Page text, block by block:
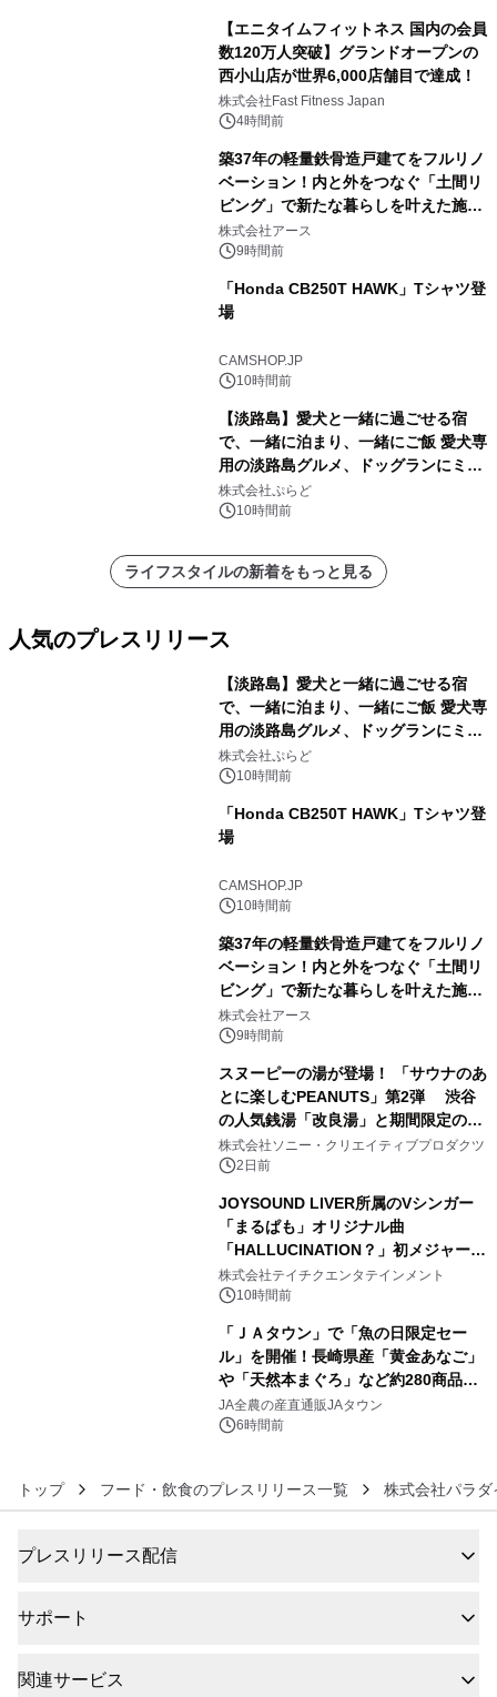
【エニタイムフィットネス 国内の会員
数120万人突破】グランドオープンの
西小山店が世界6,000店舗目で達成！
株式会社Fast Fitness Japan
4時間前
築37年の軽量鉄骨造戸建てをフルリノ
ベーション！内と外をつなぐ「土間リ
ビング」で新たな暮らしを叶えた施工
事例を株式会社アースが公開
株式会社アース
9時間前
「Honda CB250T HAWK」Tシャツ登
場
CAMSHOP.JP
10時間前
【淡路島】愛犬と一緒に過ごせる宿
で、一緒に泊まり、一緒にご飯 愛犬専
用の淡路島グルメ、ドッグランにミニ
プール グランピングとトレーラーハウ
スの2施設で
株式会社ぷらど
10時間前
ライフスタイルの新着をもっと見る
人気のプレスリリース
【淡路島】愛犬と一緒に過ごせる宿
で、一緒に泊まり、一緒にご飯 愛犬専
用の淡路島グルメ、ドッグランにミニ
プール グランピングとトレーラーハウ
スの2施設で
株式会社ぷらど
10時間前
「Honda CB250T HAWK」Tシャツ登
場
CAMSHOP.JP
10時間前
築37年の軽量鉄骨造戸建てをフルリノ
ベーション！内と外をつなぐ「土間リ
ビング」で新たな暮らしを叶えた施工
事例を株式会社アースが公開
株式会社アース
9時間前
スヌーピーの湯が登場！ 「サウナのあ
とに楽しむPEANUTS」第2弾 渋谷
の人気銭湯「改良湯」と期間限定のコ
ラボレーション サウナイキタイコラ
ボグッズも発売決定！
株式会社ソニー・クリエイティブプロダクツ
2日前
JOYSOUND LIVER所属のVシンガー
「まるぱも」オリジナル曲
「HALLUCINATION？」初メジャー配
信リリース決定！
株式会社テイチクエンタテインメント
10時間前
「ＪＡタウン」で「魚の日限定セー
ル」を開催！長崎県産「黄金あなご」
や「天然本まぐろ」など約280商品を
販売！～毎月１０日の定例企画～
JA全農の産直通販JAタウン
6時間前
トップ フード・飲食のプレスリリース一覧 株式会社パラダ
プレスリリース配信
サポート
関連サービス